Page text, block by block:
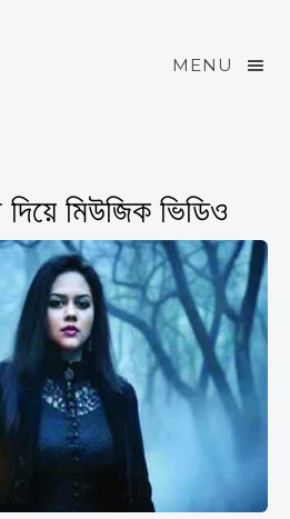
MENU
মিউজিক ভিডিও